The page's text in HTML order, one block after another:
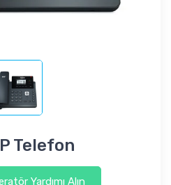
Telefon
Yardımı Alın